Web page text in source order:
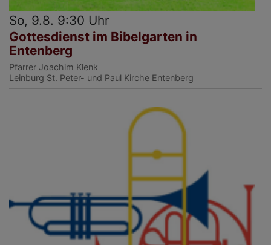
So, 9.8. 9:30 Uhr
Gottesdienst im Bibelgarten in
Entenberg
Pfarrer Joachim Klenk
Leinburg St. Peter- und Paul Kirche Entenberg